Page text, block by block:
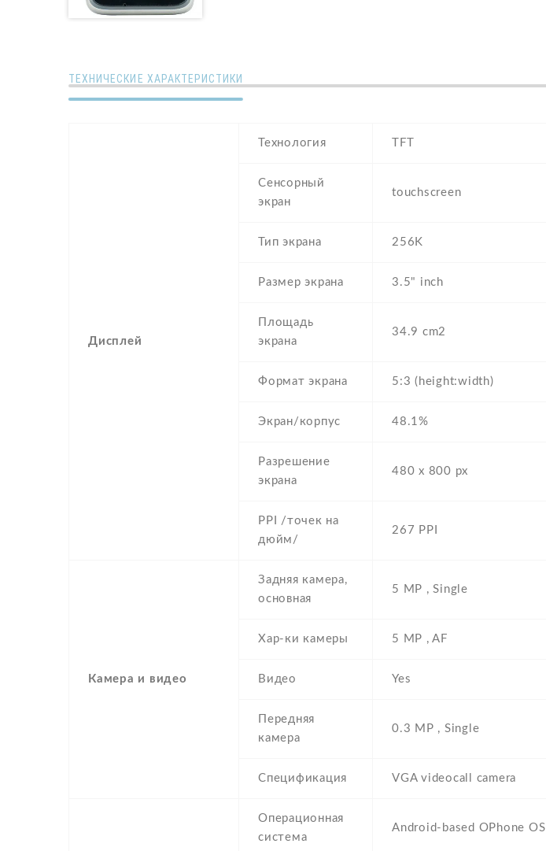
ТЕХНИЧЕСКИЕ ХАРАКТЕРИСТИКИ
Дисплей
Технология TFT
Сенсорный
экран
touchscreen
Тип экрана 256K
Размер экрана 3.5" inch
Площадь
экрана
34.9 cm2
Формат экрана 5:3 (height:width)
Экран/корпус 48.1%
Разрешение
экрана
480 x 800 px
PPI /точек на
дюйм/
267 PPI
Камера и видео
Задняя камера,
основная
5 MP , Single
Хар-ки камеры 5 MP , AF
Видео Yes
Передняя
камера
0.3 MP , Single
Спецификация VGA videocall camera
Операционная
система
Android-based OPhone OS